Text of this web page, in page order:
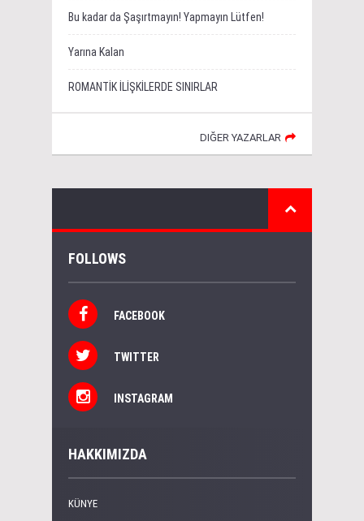
Bu kadar da Şaşırtmayın! Yapmayın Lütfen!
Yarına Kalan
ROMANTİK İLİŞKİLERDE SINIRLAR
DIĞER YAZARLAR
FOLLOWS
FACEBOOK
TWITTER
INSTAGRAM
HAKKIMIZDA
KÜNYE